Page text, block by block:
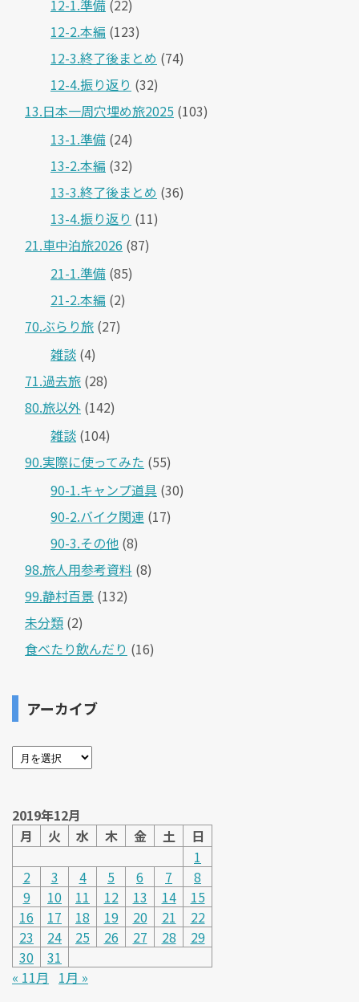
12-1.準備 (22)
12-2.本編 (123)
12-3.終了後まとめ (74)
12-4.振り返り (32)
13.日本一周穴埋め旅2025 (103)
13-1.準備 (24)
13-2.本編 (32)
13-3.終了後まとめ (36)
13-4.振り返り (11)
21.車中泊旅2026 (87)
21-1.準備 (85)
21-2.本編 (2)
70.ぶらり旅 (27)
雑談 (4)
71.過去旅 (28)
80.旅以外 (142)
雑談 (104)
90.実際に使ってみた (55)
90-1.キャンプ道具 (30)
90-2.バイク関連 (17)
90-3.その他 (8)
98.旅人用参考資料 (8)
99.静村百景 (132)
未分類 (2)
食べたり飲んだり (16)
アーカイブ
2019年12月
月
火 水 木 金 土
日
1
2
3 4 5 6 7
8
9
10 11 12 13 14
15
16
17 18 19 20 21
22
23
24 25 26 27 28
29
30
31
« 11月
1月 »